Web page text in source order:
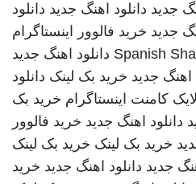
جدید دانلود اهنگ جدید دانلود
جدید خرید فالوور اینستاگرام
Spanish دانلود اهنگ جدید
اهنگ جدید خرید بک لینک دانلود
کامنت اینستاگرام خرید بک
دانلود اهنگ جدید خرید فالوور
خرید بک لینک خرید بک لینک
جدید دانلود اهنگ جدید خرید